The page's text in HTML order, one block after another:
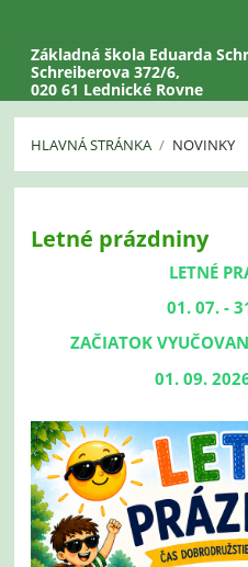
Základná škola Eduarda
Schreiberova 372/6,
020 61 Lednické Rovne
HLAVNÁ STRÁNKA / NOVINKY
Letné prázdniny
LETNÉ
01. 07. -
ZAČIATOK
01. 09.